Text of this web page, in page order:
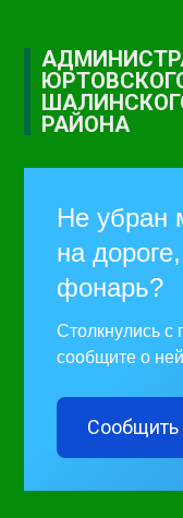
РАЙОНА
Не убран
на
фонарь?
Столкнулись
сообщите о
Сообщить